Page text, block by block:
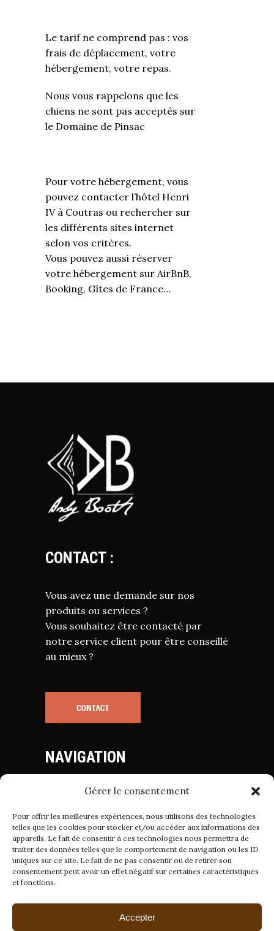
Gérer le consentement
Pour offrir les meilleures expériences, nous utilisons des technologies
telles que les cookies pour stocker et/ou accéder aux informations des
appareils. Le fait de consentir à ces technologies nous permettra de
traiter des données telles que le comportement de navigation ou les ID
uniques sur ce site. Le fait de ne pas consentir ou de retirer son
consentement peut avoir un effet négatif sur certaines caractéristiques
et fonctions.
Accepter
Le tarif ne comprend pas : vos
frais de déplacement, votre
hébergement, votre repas.
Nous vous rappelons que les
chiens ne sont pas acceptés sur
le Domaine de Pinsac
Pour votre hébergement, vous
pouvez contacter l’hôtel Henri
IV à Coutras ou rechercher sur
les différents sites internet
selon vos critères.
Vous pouvez aussi réserver
votre hébergement sur AirBnB,
Booking, Gîtes de France…
CONTACT :
Vous avez une demande sur nos
produits ou services ?
Vous souhaitez être contacté par
notre service client pour être conseillé
au mieux ?
NAVIGATION
Mentions Légales
Politique de Confidentialité
Conditions Générales de Vente
Suivez-nous sur